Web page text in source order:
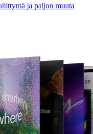
ja paljon muuta